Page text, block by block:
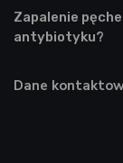
Zapalenie
antybiotyku?
Dane